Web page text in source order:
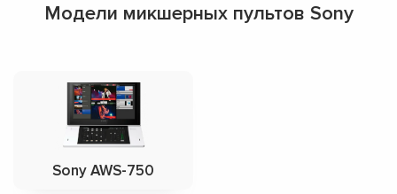
Модели микшерных пультов Sony
Sony AWS-750